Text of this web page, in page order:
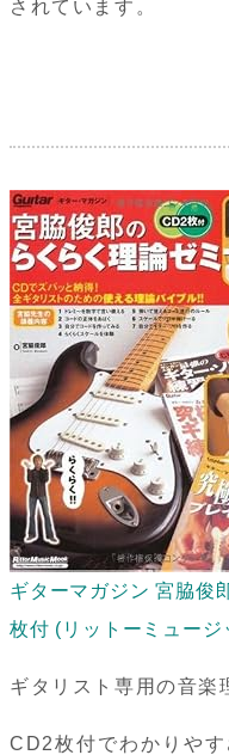
されています。
ギターマガジン 宮脇俊
枚付 (リットーミュージ
ギタリスト専用の音楽
CD2枚付でわかりや